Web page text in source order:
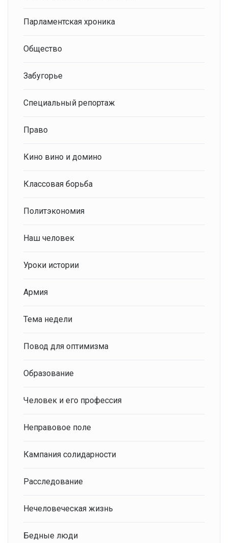
Парламентская хроника
Общество
Забугорье
Специальный репортаж
Право
Кино вино и домино
Классовая борьба
Политэкономия
Наш человек
Уроки истории
Армия
Тема недели
Повод для оптимизма
Образование
Человек и его профессия
Неправовое поле
Кампания солидарности
Расследование
Нечеловеческая жизнь
Бедные люди